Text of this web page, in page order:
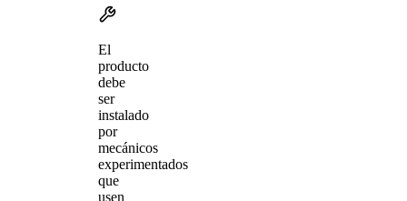
El
producto
debe
ser
instalado
por
mecánicos
experimentados
que
usen